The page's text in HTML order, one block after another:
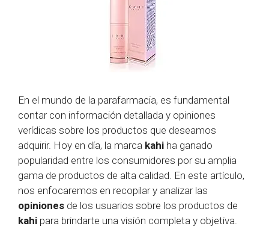
En el mundo de la parafarmacia, es fundamental
contar con información detallada y opiniones
verídicas sobre los productos que deseamos
adquirir. Hoy en día, la marca kahi ha ganado
popularidad entre los consumidores por su amplia
gama de productos de alta calidad. En este artículo,
nos enfocaremos en recopilar y analizar las
opiniones de los usuarios sobre los productos de
kahi para brindarte una visión completa y objetiva.